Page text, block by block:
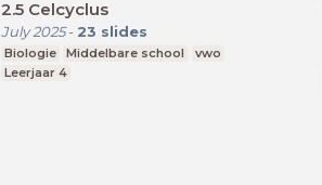
2.5 Celcyclus
July 2025- 23 slides
Biologie Middelbare school
vwo
Leerjaar 4